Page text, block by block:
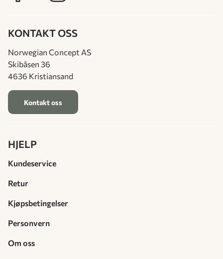
KONTAKT OSS
Norwegian Concept AS
Skibåsen 36
4636 Kristiansand
Kontakt oss
HJELP
Kundeservice
Retur
Kjøpsbetingelser
Personvern
Om oss